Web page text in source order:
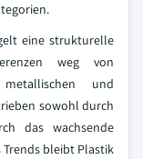
eine strukturelle
weg von
und
sowohl durch
das wachsende
Trends bleibt Plastik